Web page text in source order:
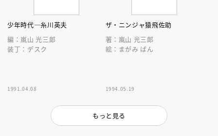
少年時代―糸川英夫
編：嵐山 光三郎
装丁：デスク
1991.04.08
ザ・ニンジャ猿飛佐助
著：嵐山 光三郎
絵：まがみ ばん
1994.05.19
もっと見る